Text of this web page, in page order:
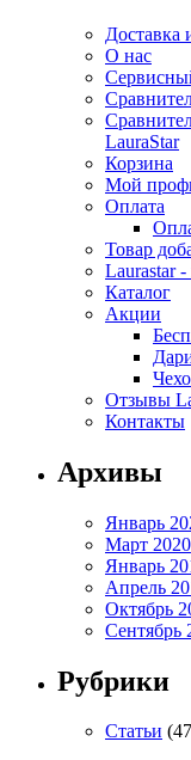
Доставка
О нас
LauraStar
Корзина
Мой
Оплата
Товар
Laurastar
Каталог
Акции
Отзывы
Контакты
Архивы
Январь
Март 2020
Январь
Апрель
Октябрь
Сентябрь
Рубрики
Статьи